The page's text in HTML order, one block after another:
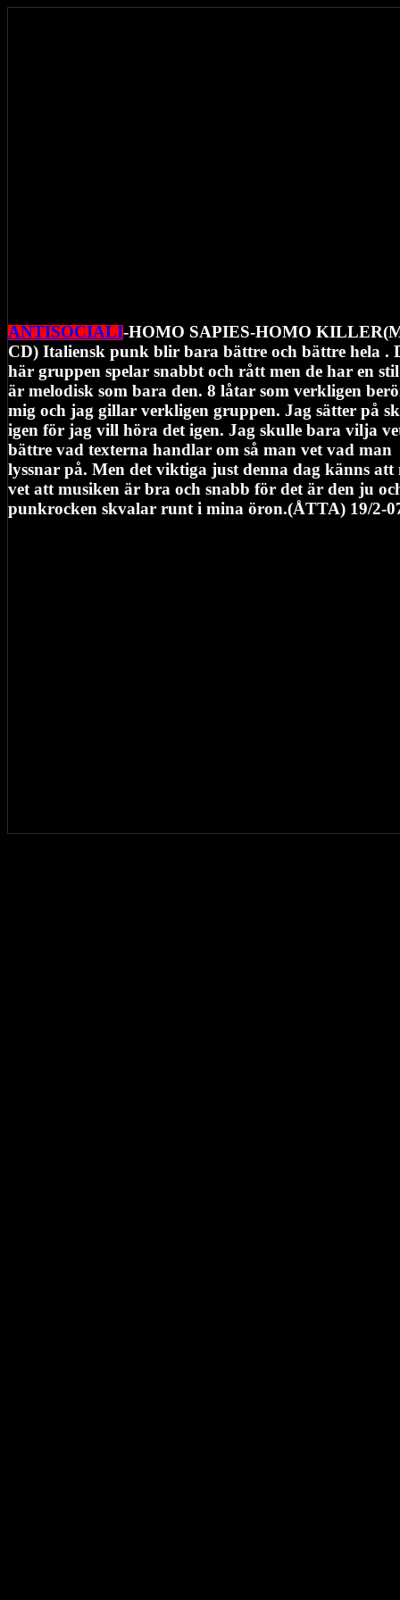
ANTISOCIALI-HOMO SAPIES-HOMO
CD) Italiensk punk blir bara bättre och bättre hela .
här gruppen spelar snabbt och rått men de har en
är melodisk som bara den. 8 låtar som verkligen
mig och jag gillar verkligen gruppen. Jag sätter på
igen för jag vill höra det igen. Jag skulle bara vilja
bättre vad texterna handlar om så man vet vad man
lyssnar på. Men det viktiga just denna dag känns att
vet att musiken är bra och snabb för det är den ju
punkrocken skvalar runt i mina öron.(ÅTTA) 19/2-